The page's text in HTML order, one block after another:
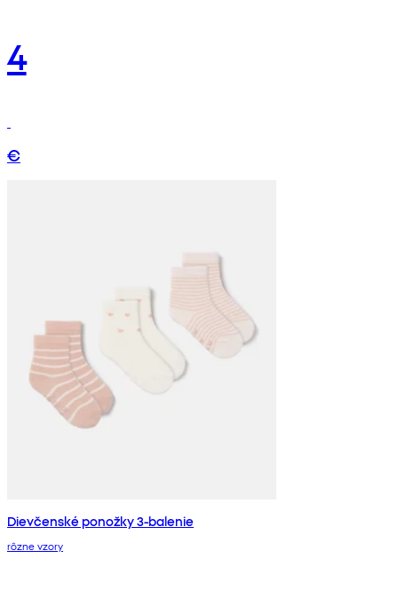
4
€
Dievčenské ponožky 3-balenie
rôzne vzory